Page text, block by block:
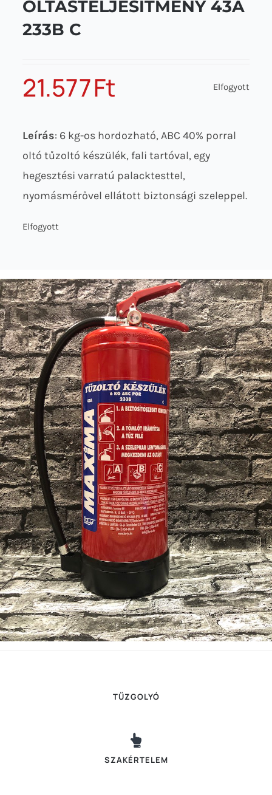
OLTÁSTELJESÍTMÉNY 43A
233B C
21.577Ft Elfogyott
Leírás: 6 kg-os hordozható, ABC 40% porral
oltó tűzoltó készülék, fali tartóval, egy
hegesztési varratú palacktesttel,
nyomásmérővel ellátott biztonsági szeleppel.
Elfogyott
TŰZGOLYÓ
SZAKÉRTELEM